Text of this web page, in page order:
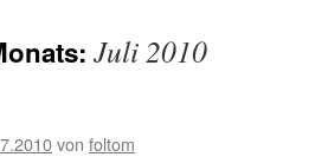
Juli 2010
von foltom